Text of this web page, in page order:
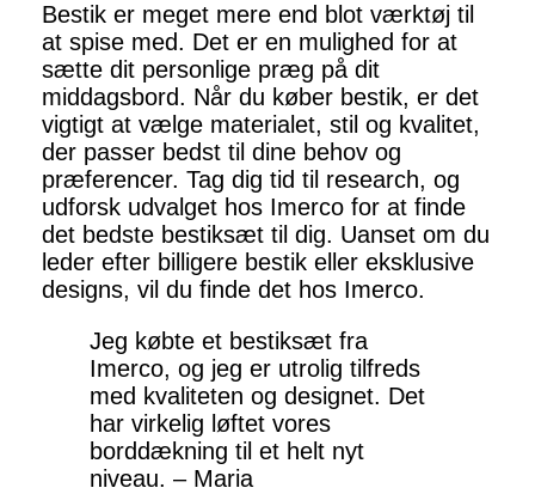
Bestik er meget mere end blot værktøj til
at spise med. Det er en mulighed for at
sætte dit personlige præg på dit
middagsbord. Når du køber bestik, er det
vigtigt at vælge materialet, stil og kvalitet,
der passer bedst til dine behov og
præferencer. Tag dig tid til research, og
udforsk udvalget hos Imerco for at finde
det bedste bestiksæt til dig. Uanset om du
leder efter billigere bestik eller eksklusive
designs, vil du finde det hos Imerco.
Jeg købte et bestiksæt fra
Imerco, og jeg er utrolig tilfreds
med kvaliteten og designet. Det
har virkelig løftet vores
borddækning til et helt nyt
niveau. – Maria